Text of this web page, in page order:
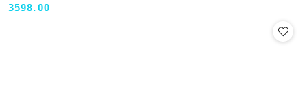
Cena:
3598.00